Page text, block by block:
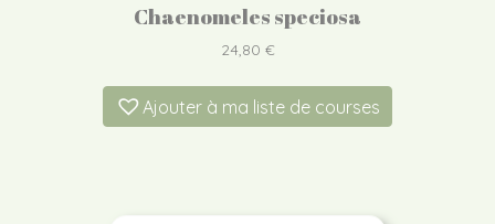
Chaenomeles speciosa
24,80 €
Ajouter à ma liste de courses